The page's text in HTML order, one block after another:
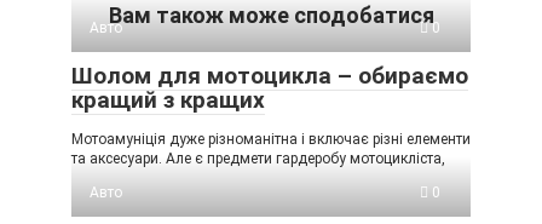
Вам також може сподобатися
Авто 0
Шолом для мотоцикла – обираємо
кращий з кращих
Мотоамуніція дуже різноманітна і включає різні елементи
та аксесуари. Але є предмети гардеробу мотоцикліста,
Авто
0